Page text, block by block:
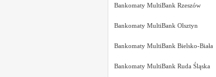
Bankomaty MultiBank Rzeszów
Bankomaty MultiBank Olsztyn
Bankomaty MultiBank Bielsko-Biała
Bankomaty MultiBank Ruda Śląska